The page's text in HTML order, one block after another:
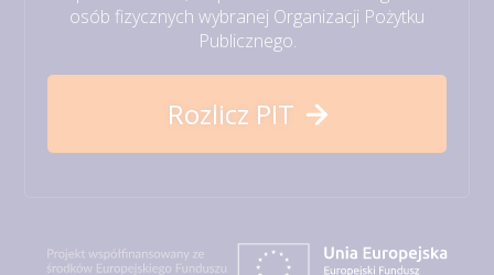
osób fizycznych wybranej Organizacji Pożytku
Publicznego.
Rozlicz PIT